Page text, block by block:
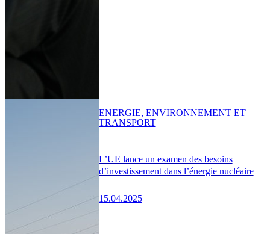
L’UE lance un examen des besoins
d’investissement dans l’énergie nucléaire
15.04.2025
ENERGIE, ENVIRONNEMENT ET
TRANSPORT